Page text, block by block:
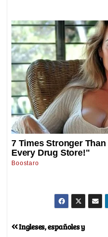
Ingleses, españoles y